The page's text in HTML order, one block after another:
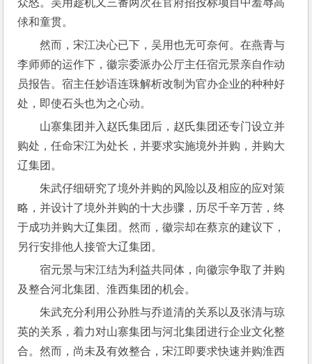
众怒。吴用趁机又三番两次在官府招投标项目中羞辱高
俅和童贯。
然而，宋江决心已下，吴用也无可奈何。在燕青与
李师师的运作下，徽宗委派办公厅主任宿元景亲自作动
员报告。宿主任妙语连珠解析改制为官办企业的种种好
处，即使石头也为之心动。
山寨集团并入赵氏集团后，赵氏集团还专门设立并
购处，任命宋江为处长，并要求实施境外并购，并购大
辽集团。
朱武仔细研究了境外并购的风险以及相应的应对策
略，并设计了境外并购的十大步骤，历尽千辛万苦，终
于成功并购大辽集团。然而，徽宗却在蔡京的建议下，
另行安排他人接管大辽集团。
宿元景与宋江结为利益共同体，向徽宗争取了并购
及整合河北集团、淮西集团的机会。
朱武充分利用公孙胜与乔道清的关系以及张清与琼
英的关系，着力对山寨集团与河北集团进行企业文化整
合。然而，尚未及有效整合，宋江即要求快速并购淮西